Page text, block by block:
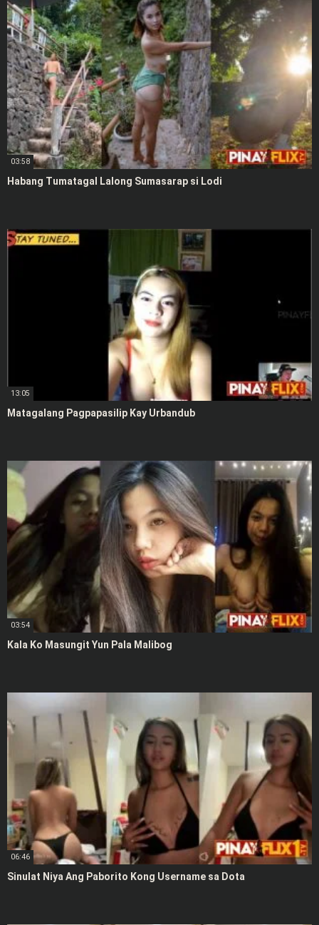
03:58
Habang Tumatagal Lalong Sumasarap si Lodi
13:05
Matagalang Pagpapasilip Kay Urbandub
03:54
Kala Ko Masungit Yun Pala Malibog
06:46
Sinulat Niya Ang Paborito Kong Username sa Dota